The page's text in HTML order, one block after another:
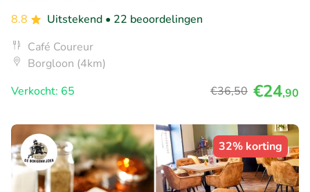
8.8
Uitstekend • 22 beoordelingen
Café Coureur
Borgloon (4km)
Verkocht: 65
€36,50 €24,90
32% korting